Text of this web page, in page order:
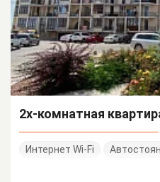
2х-комнатная
Интернет Wi-Fi